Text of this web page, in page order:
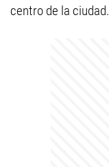
centro de la ciudad.